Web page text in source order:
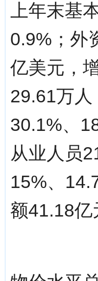
上年末基
0.9%；外
亿美元，
29.61万
30.1%、
从业人员
15%、
额41.18亿